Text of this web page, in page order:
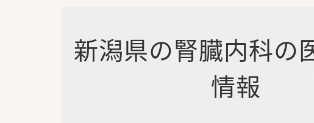
新潟県の腎臓内科の
情報